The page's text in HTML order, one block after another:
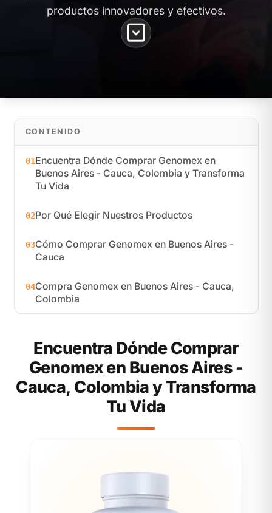
productos innovadores y efectivos.
CONTENIDO
01Encuentra Dónde Comprar Genomex en
Buenos Aires - Cauca, Colombia y Transforma
Tu Vida
02Por Qué Elegir Nuestros Productos
03Cómo Comprar Genomex en Buenos Aires -
Cauca
04Compra Genomex en Buenos Aires - Cauca,
Colombia
Encuentra Dónde Comprar
Genomex en Buenos Aires -
Cauca, Colombia y Transforma
Tu Vida